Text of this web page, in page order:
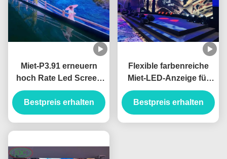
Miet-P3.91 erneuern
hoch Rate Led Screen
For Meeting-Raum-
Konzert-Kirche
Bestpreis erhalten
Flexible farbenreiche
Miet-LED-Anzeige für
Konferenzzimmer berät
sich üb Kirche
Bestpreis erhalten